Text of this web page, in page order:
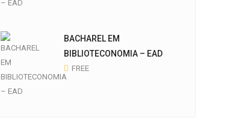
BACHAREL EM
BIBLIOTECONOMIA – EAD
FREE